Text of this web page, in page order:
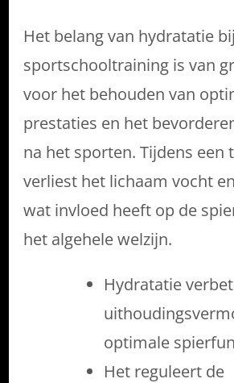
Het belang van hydratatie bij
sportschooltraining is van
voor het behouden van
prestaties en het
na het sporten. Tijdens een
verliest het lichaam vocht
wat invloed heeft op de
het algehele welzijn.
Hydratatie
optimale
Het reguleert de